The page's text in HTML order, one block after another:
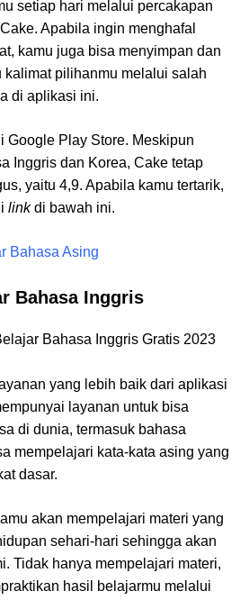
setiap hari melalui percakapan
Apabila ingin menghafal
kamu juga bisa menyimpan dan
kalimat pilihanmu melalui salah
di aplikasi ini.
Google Play Store. Meskipun
Inggris dan Korea, Cake tetap
yaitu 4,9. Apabila kamu tertarik,
linkdi bawah ini.
Bahasa Asing
Bahasa Inggris
yang lebih baik dari aplikasi
layanan untuk bisa
di dunia, termasuk bahasa
mempelajari kata-kata asing yang
dasar.
akan mempelajari materi yang
sehari-hari sehingga akan
Tidak hanya mempelajari materi,
hasil belajarmu melalui